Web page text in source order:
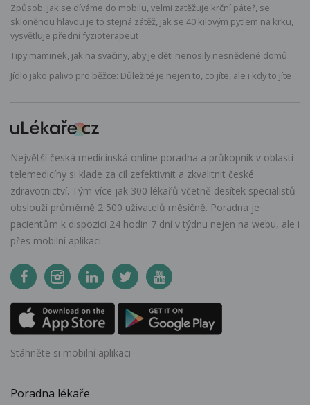
Způsob, jak se díváme do mobilu, velmi zatěžuje krční páteř, se
skloněnou hlavou je to stejná zátěž, jak se 40 kilovým pytlem na krku,
vysvětluje přední fyzioterapeut
Tipy maminek, jak na svačiny, aby je děti nenosily nesnědené domů
Jídlo jako palivo pro běžce: Důležité je nejen to, co jíte, ale i kdy to jíte
Největší česká medicínská online poradna a průkopník v oblasti
telemedicíny si klade za cíl zefektivnit a zkvalitnit české
zdravotnictví. Tým více jak 300 lékařů včetně desítek specialistů
obslouží průměrně 2 500 uživatelů měsíčně. Poradna je
pacientům k dispozici 24 hodin 7 dní v týdnu nejen na webu, ale i
přes mobilní aplikaci.
Stáhněte si mobilní aplikaci
Poradna lékaře